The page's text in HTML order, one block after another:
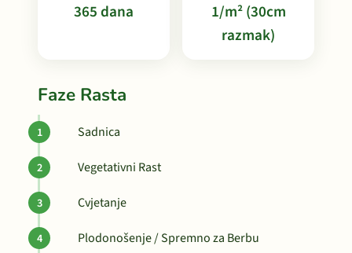
365 dana
1/m² (30cm
razmak)
Faze Rasta
Sadnica
Vegetativni Rast
Cvjetanje
Plodonošenje / Spremno za Berbu